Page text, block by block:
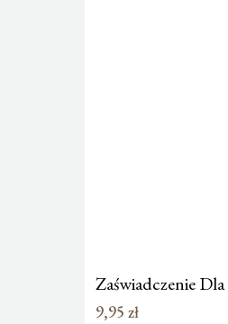
Zaświadczenie
9,95 zł